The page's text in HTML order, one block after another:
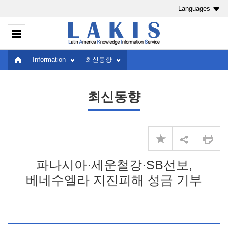
Languages
Information 최신동향
최신동향
파나시아·세운철강·SB선보,
베네수엘라 지진피해 성금 기부